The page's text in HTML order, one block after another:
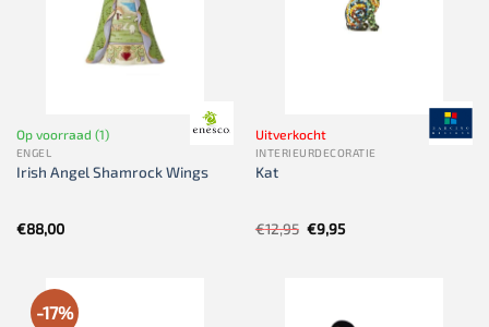
Op voorraad (1)
ENGEL
Irish Angel Shamrock Wings
€88,00
Uitverkocht
INTERIEURDECORATIE
Kat
€12,95 Oorspronkelijke
prijs
€9,95Huidige
-17%